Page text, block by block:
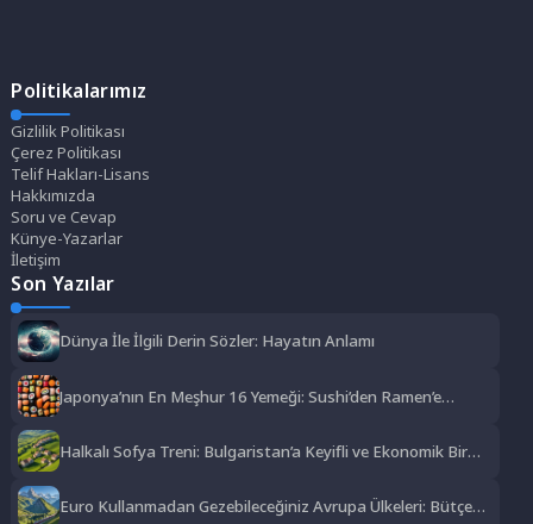
Politikalarımız
Gizlilik Politikası
Çerez Politikası
Telif Hakları-Lisans
Hakkımızda
Soru ve Cevap
Künye-Yazarlar
İletişim
Son Yazılar
Dünya İle İlgili Derin Sözler: Hayatın Anlamı
Japonya’nın En Meşhur 16 Yemeği: Sushi’den Ramen’e
Halkalı Sofya Treni: Bulgaristan’a Keyifli ve Ekonomik Bir
Euro Kullanmadan Gezebileceğiniz Avrupa Ülkeleri: Bütçe